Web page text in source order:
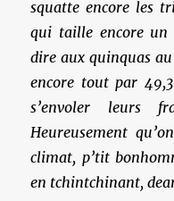
squatte encore les
qui taille encore un
dire aux quinquas
encore tout par
s’envoler leurs
Heureusement
climat, p’tit
en tchintchinant,